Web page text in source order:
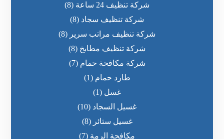
شركة تنظيف 24 ساعة
(8)
شركة تنظيف سجاد (8)
شركة تنظيف مراتب سرير (8)
شركة تنظيف مطابخ (8)
شركة مكافحة حمام (7)
طارد حمام (1)
غسل (1)
غسيل السجاد (10)
غسيل ستائر (8)
مكافحة الرمة (7)